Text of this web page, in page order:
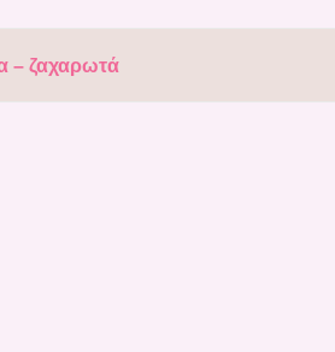
– ζαχαρωτά